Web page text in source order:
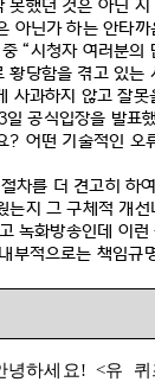
못했던 것은 아닌
아닌가 하는 안타
“시청자 여러분의
황당함을 겪고 있
사과하지 않고 잘
일 공식입장을 발표
? 어떤 기술적인 오
차를 더 견고히 하
는지 그 구체적 개
녹화방송인데 이
부적으로는 책임규
하세요! <유